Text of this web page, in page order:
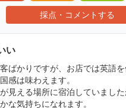
採点・コメントする
い
ばかりですが、お店では英語を
感は味わえます。
見える場所に宿泊していまし
な気持ちになれます。